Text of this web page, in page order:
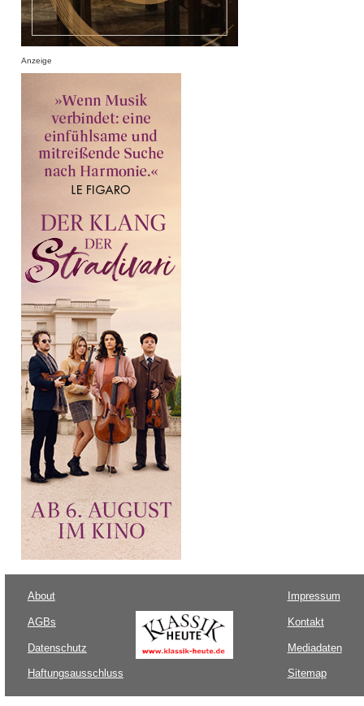
Anzeige
About
AGBs
Datenschutz
Haftungsausschluss
Impressum
Kontakt
Mediadaten
Sitemap